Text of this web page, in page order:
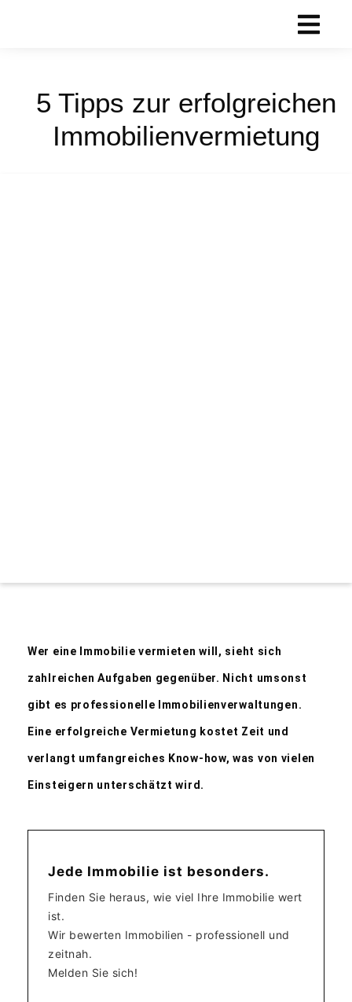
5 Tipps zur erfolgreichen
Immobilienvermietung
Wer eine Immobilie vermieten will, sieht sich
zahlreichen Aufgaben gegenüber. Nicht umsonst
gibt es professionelle Immobilienverwaltungen.
Eine erfolgreiche Vermietung kostet Zeit und
verlangt umfangreiches Know-how, was von vielen
Einsteigern unterschätzt wird.
Jede Immobilie ist besonders.
Finden Sie heraus, wie viel Ihre Immobilie wert
ist.
Wir bewerten Immobilien - professionell und
zeitnah.
Melden Sie sich!